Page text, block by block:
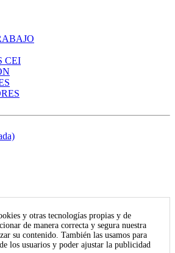
CEI
y otras tecnologías propias y de
de manera correcta y segura nuestra
su contenido. También las usamos para
los usuarios y poder ajustar la publicidad